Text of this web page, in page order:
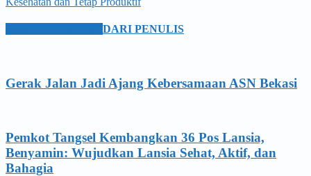
DARI PENULIS
Gerak Jalan Jadi Ajang Kebersamaan ASN Bekasi
Pemkot Tangsel Kembangkan 36 Pos Lansia,
Benyamin: Wujudkan Lansia Sehat, Aktif, dan
Bahagia